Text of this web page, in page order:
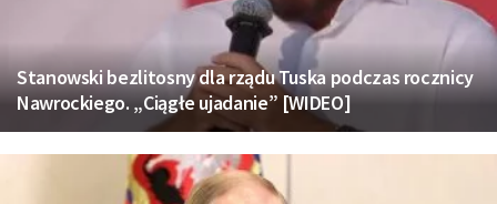
Stanowski bezlitosny dla rządu Tuska podczas rocznicy
Nawrockiego. „Ciągłe ujadanie” [WIDEO]